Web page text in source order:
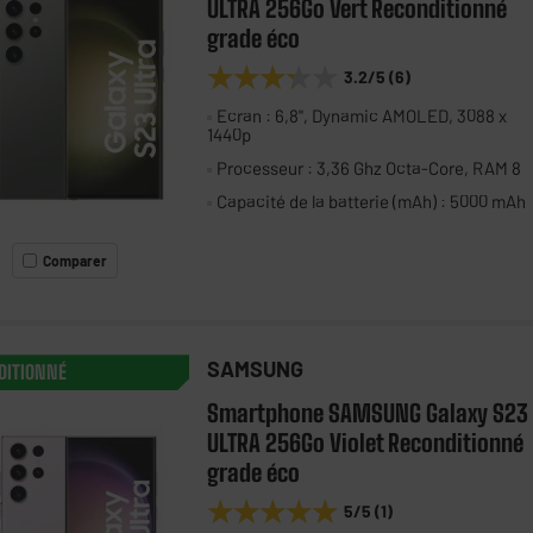
Comparer
ULTRA 256Go Vert Reconditionné
grade éco
★★★★★
★★★★★ 3.2/5 (6)
Ecran : 6,8", Dynamic AMOLED, 3088 x
1440p
Processeur : 3,36 Ghz Octa-Core, RAM 8
Capacité de la batterie (mAh) : 5000 mAh
SAMSUNG
Smartphone SAMSUNG Galaxy S23
ULTRA 256Go Violet Reconditionné
grade éco
★★★★★
★★★★★ 5/5 (1)